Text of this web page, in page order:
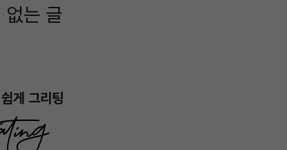
없는 글
게 그리팅